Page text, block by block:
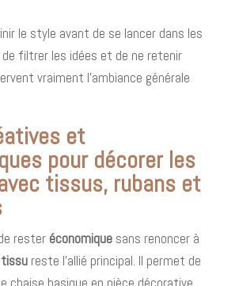
le style avant de se lancer dans les
filtrer les idées et de ne retenir
vraiment l’ambiance générale
et
pour décorer les
tissus, rubans et
rester économiquesans renoncer à
tissureste l’allié principal. Il permet de